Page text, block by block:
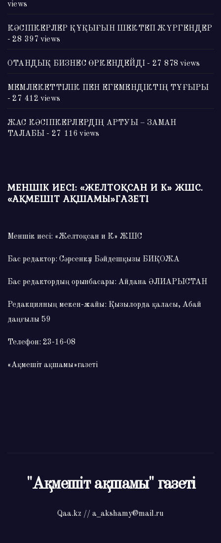
views
КӘСІПКЕРЛЕР ҚҰҚЫҒЫН ШЕКТЕП ЖҮРГЕНДЕР
- 28 397 views
ОТАНДЫҚ БИЗНЕС ӨРКЕНДЕЙДІ - 27 878 views
МЕМЛЕКЕТТІЛІК ПЕН ЕГЕМЕНДІКТІҢ ТҰҒЫРЫ
- 27 412 views
ЖАС КӘСІПКЕРЛЕРДІҢ АРТУЫ – ЗАМАН
ТАЛАБЫ - 27 116 views
МЕНШІК ИЕСІ: «ЖЕЛТОҚСАН И К» ЖШС.
«АҚМЕШІТ АҚШАМЫ»ГАЗЕТІ
Меншік иесі: «Желтоқсан и К» ЖШС
Бас редактор: Сәрсенкүл Бәйдешқызы БИҚОЖА
Бас редактордың орынбасары: Айдана ӘЛИАРЫСТАН
Редакцияның мекен-жайы: Қызылорда қаласы, Абай
даңғылы 59
Телефон: 23-16-08
«Ақмешіт ақшамы»газеті
"Ақмешіт ақшамы" газеті
Qaa.kz // a_akshamy@mail.ru